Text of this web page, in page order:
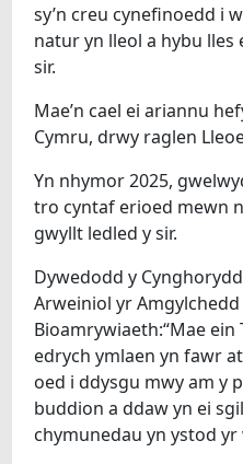
sy’n creu cynefinoedd i
natur yn lleol a hybu lles
sir.
Mae’n cael ei ariannu
Cymru, drwy raglen
Yn nhymor 2025,
tro cyntaf erioed mewn
gwyllt ledled y sir.
Dywedodd y
Arweiniol yr
Bioamrywiaeth:“Mae
edrych ymlaen yn fawr
oed i ddysgu mwy am y
buddion a ddaw yn ei
chymunedau yn ystod